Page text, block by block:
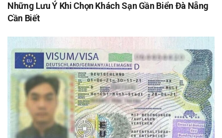
Những Lưu Ý Khi Chọn Khách Sạn Gần Biển Đà Nẵng
Cần Biết